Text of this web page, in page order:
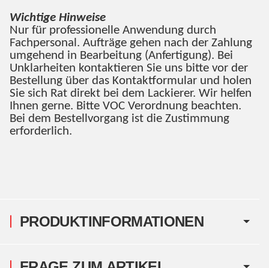
PRODUKTINFORMATIONEN
Wichtige Hinweise
Nur für professionelle Anwendung durch
Fachpersonal. Aufträge gehen nach der Zahlung
umgehend in Bearbeitung (Anfertigung). Bei
Unklarheiten kontaktieren Sie uns bitte vor der
Bestellung über das Kontaktformular und holen
Sie sich Rat direkt bei dem Lackierer. Wir helfen
Ihnen gerne. Bitte VOC Verordnung beachten.
Bei dem Bestellvorgang ist die Zustimmung
erforderlich.